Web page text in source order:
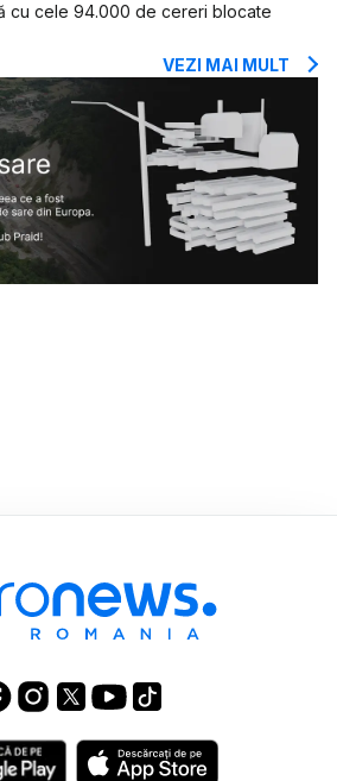
cu cele 94.000 de cereri blocate
VEZI MAI MULT